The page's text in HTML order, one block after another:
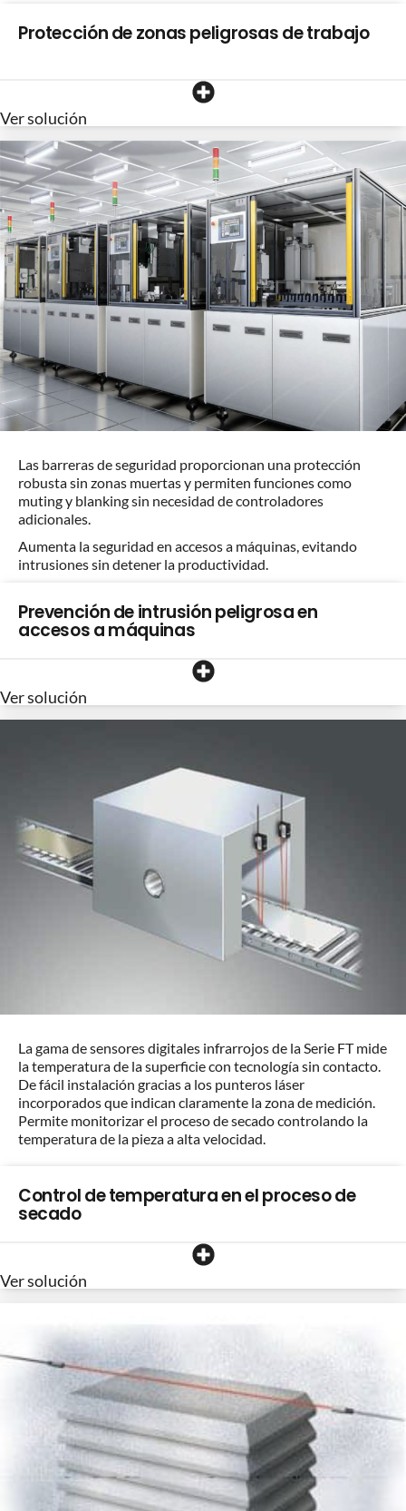
Protección de zonas peligrosas de trabajo
Ver solución
Las barreras de seguridad proporcionan una protección
robusta sin zonas muertas y permiten funciones como
muting y blanking sin necesidad de controladores
adicionales.
Aumenta la seguridad en accesos a máquinas, evitando
intrusiones sin detener la productividad.
Prevención de intrusión peligrosa en
accesos a máquinas
Ver solución
La gama de sensores digitales infrarrojos de la Serie FT mide
la temperatura de la superficie con tecnología sin contacto.
De fácil instalación gracias a los punteros láser
incorporados que indican claramente la zona de medición.
Permite monitorizar el proceso de secado controlando la
temperatura de la pieza a alta velocidad.
Control de temperatura en el proceso de
secado
Ver solución